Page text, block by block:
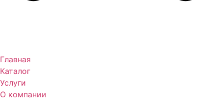
Главная
Каталог
Услуги
О компании